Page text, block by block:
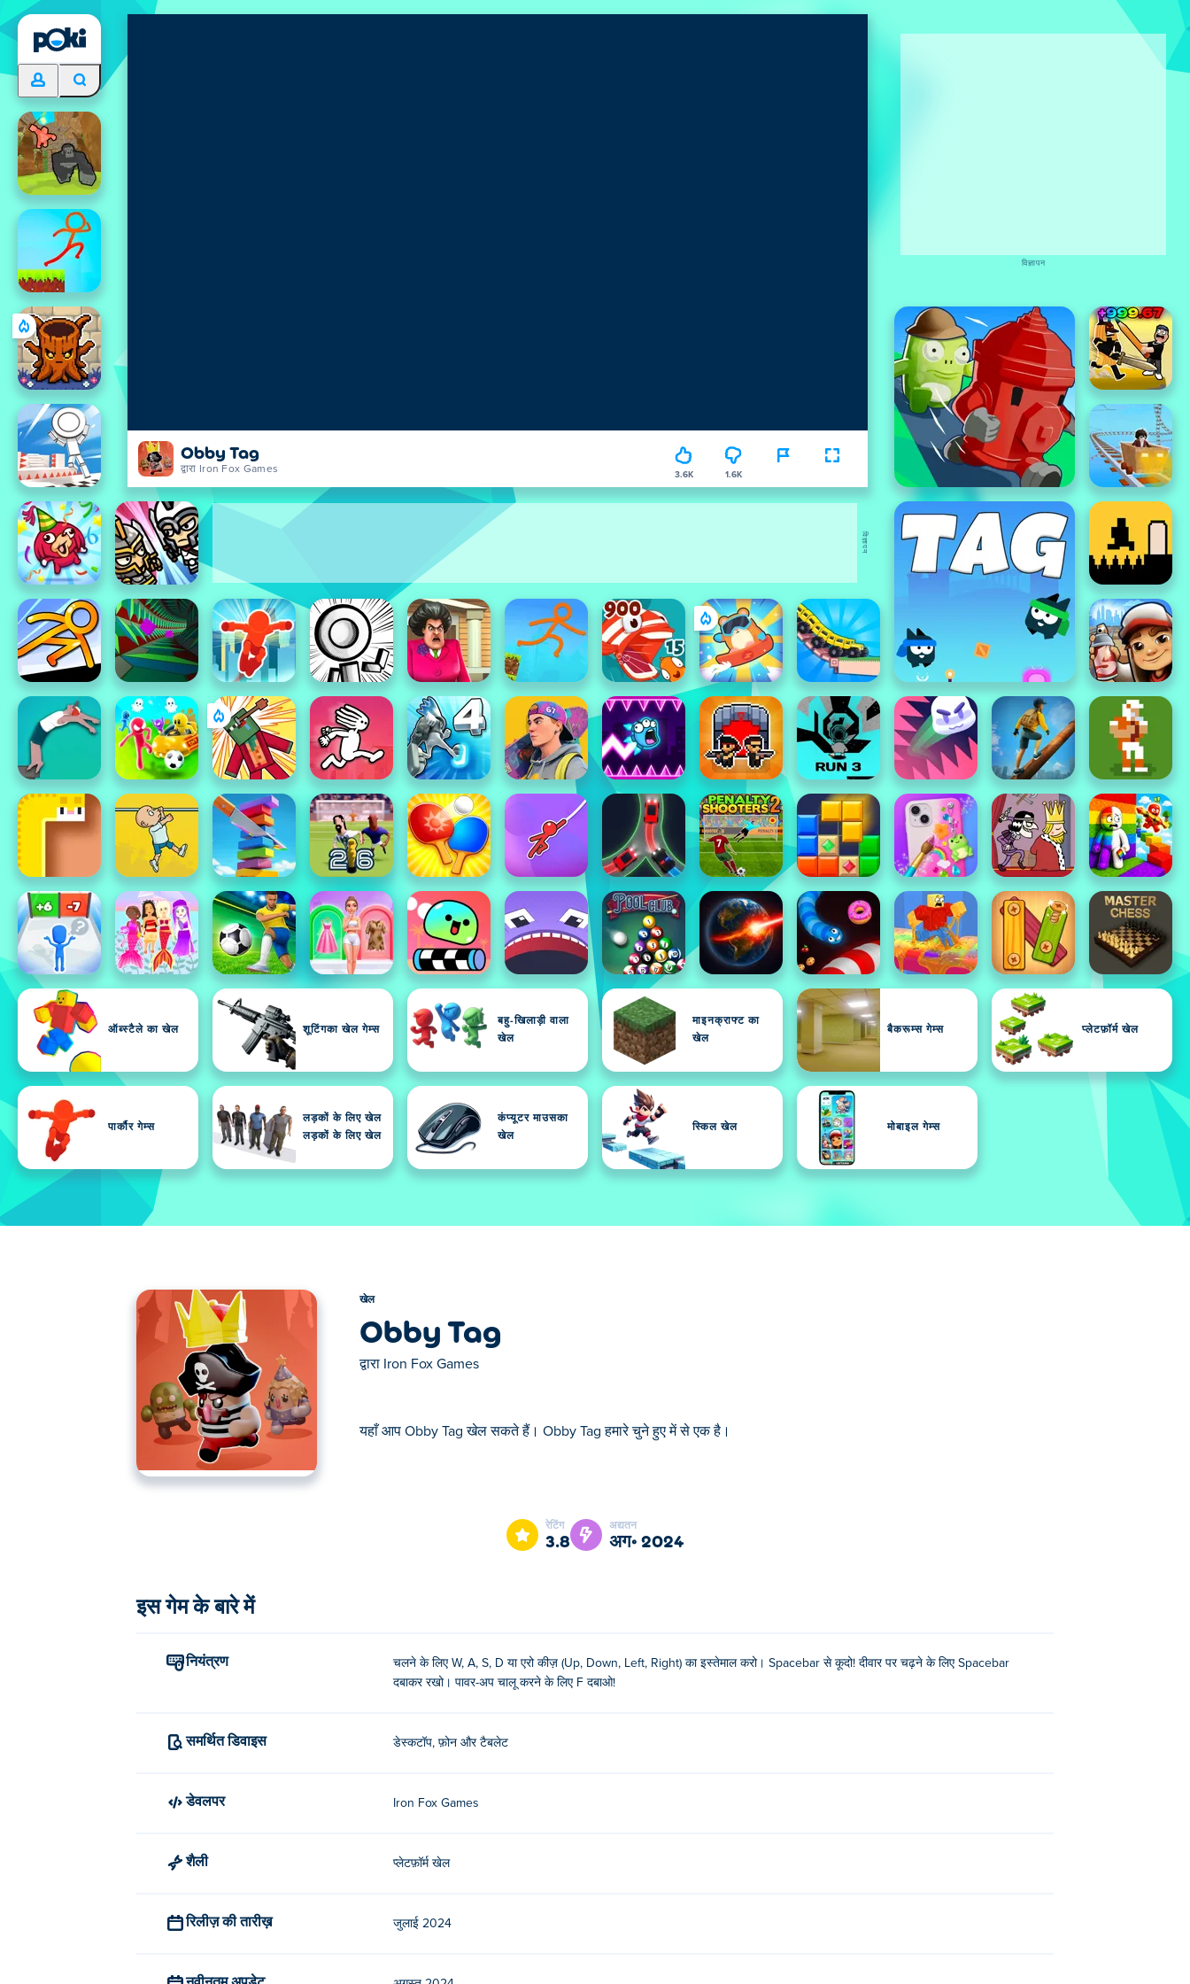
Obby Tag
द्वारा Iron Fox Games 3.6K 1.6K
ऑब्स्टैले का खेल शूटिंगका खेल गेम्स
बहु-खिलाड़ी वाला
खेल
माइनक्राफ्ट का
खेल
बैकरूम्स गेम्स प्लेटफ़ॉर्म खेल
पार्कौर गेम्स
लड़कों के लिए खेल
लड़कों के लिए खेल
कंप्यूटर माउसका
खेल
स्किल खेल मोबाइल गेम्स
विज्ञापन
विज्ञापन
खेल
Obby Tag
द्वारा Iron Fox Games
यहाँ आप Obby Tag खेल सकते हैं। Obby Tag हमारे चुने हुए में से एक है।
यहाँ आप Obby Tag खेल सकते हैं। Obby Tag हमारे चुने हुए में से एक है।
रेटिंग
3.8
अद्यतन
अग॰ 2024
इस गेम के बारे में
नियंत्रण
चलने के लिए W, A, S, D या एरो कीज़ (Up, Down, Left, Right) का इस्तेमाल करो। Spacebar से कूदो! दीवार पर चढ़ने के लिए Spacebar
दबाकर रखो। पावर-अप चालू करने के लिए F दबाओ!
समर्थित डिवाइस डेस्कटॉप, फ़ोन और टैबलेट
डेवलपर Iron Fox Games
शैली प्लेटफ़ॉर्म खेल
रिलीज़ की तारीख़ जुलाई 2024